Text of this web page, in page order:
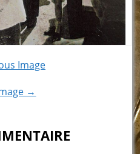
Image
→